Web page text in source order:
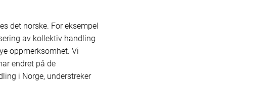
det norske. For eksempel
av kollektiv handling
oppmerksomhet. Vi
endret på de
i Norge, understreker